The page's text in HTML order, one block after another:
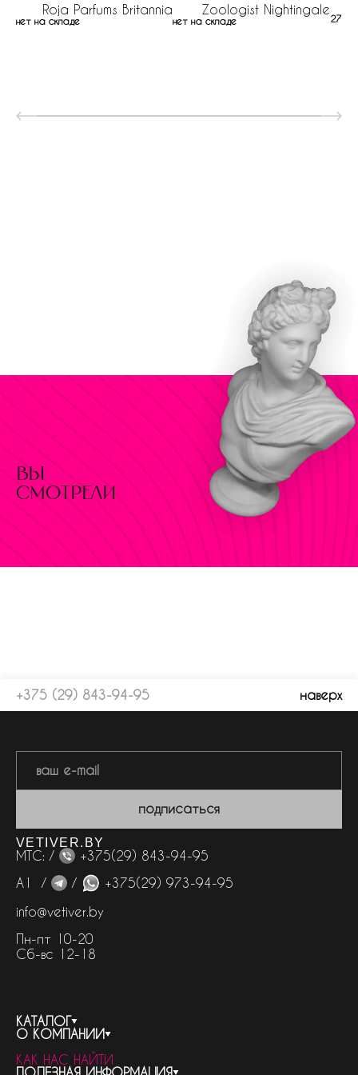
Roja Parfums Britannia
нет на складе
Zoologist Nightingale
нет на складе 2727
вы
смотрели
+375 (29) 843-94-95 наверх
подписаться
VETIVER.BY
МТС: /
+375(29) 843-94-95
А1 /
/
+375(29) 973-94-95
info@vetiver.by
Пн-пт 10-20
Сб-вс 12-18
КАТАЛОГ
весь каталог
бренды
О КОМПАНИИ
контакты
КАК НАС НАЙТИ